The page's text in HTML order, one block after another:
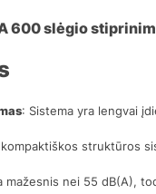
600 slėgio
: Sistema yra lengvai
struktūros
mažesnis nei 55 dB(A),